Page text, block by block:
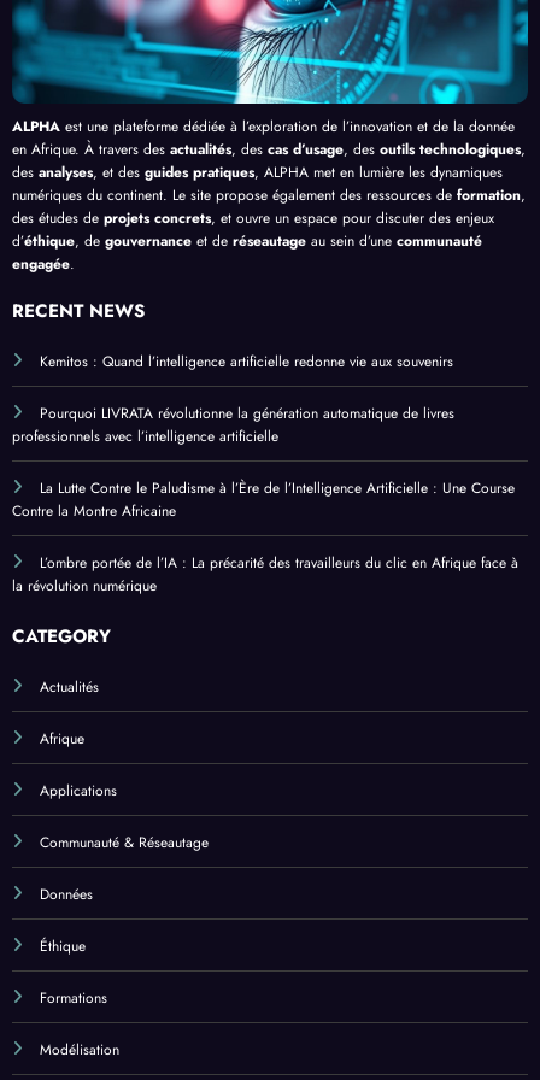
ALPHA est une plateforme dédiée à l’exploration de l’innovation et de la donnée
en Afrique. À travers des actualités, des cas d’usage, des outils technologiques,
des analyses, et des guides pratiques, ALPHA met en lumière les dynamiques
numériques du continent. Le site propose également des ressources de formation,
des études de projets concrets, et ouvre un espace pour discuter des enjeux
d’éthique, de gouvernance et de réseautage au sein d’une communauté
engagée.
RECENT NEWS
Kemitos : Quand l’intelligence artificielle redonne vie aux souvenirs
Pourquoi LIVRATA révolutionne la génération automatique de livres
professionnels avec l’intelligence artificielle
La Lutte Contre le Paludisme à l’Ère de l’Intelligence Artificielle : Une Course
Contre la Montre Africaine
L’ombre portée de l’IA : La précarité des travailleurs du clic en Afrique face à
la révolution numérique
CATEGORY
Actualités
Afrique
Applications
Communauté & Réseautage
Données
Éthique
Formations
Modélisation